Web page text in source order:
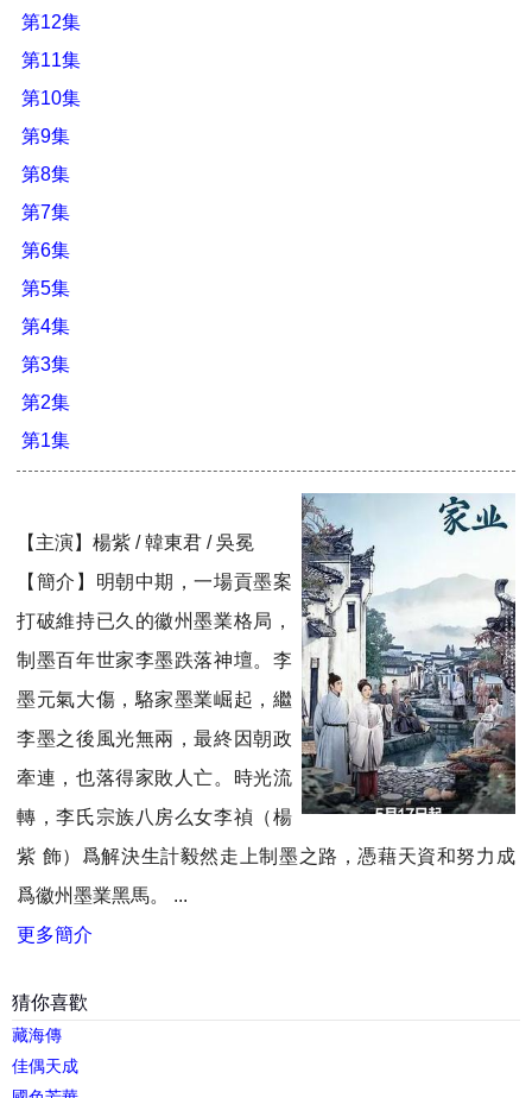
第12集
第11集
第10集
第9集
第8集
第7集
第6集
第5集
第4集
第3集
第2集
第1集
【主演】楊紫 / 韓東君 / 吳冕
【簡介】明朝中期，一場貢墨案
打破維持已久的徽州墨業格局，
制墨百年世家李墨跌落神壇。李
墨元氣大傷，駱家墨業崛起，繼
李墨之後風光無兩，最終因朝政
牽連，也落得家敗人亡。時光流
轉，李氏宗族八房么女李禎（楊
紫 飾）爲解決生計毅然走上制墨之路，憑藉天資和努力成
爲徽州墨業黑馬。 ...
更多簡介
猜你喜歡
藏海傳
佳偶天成